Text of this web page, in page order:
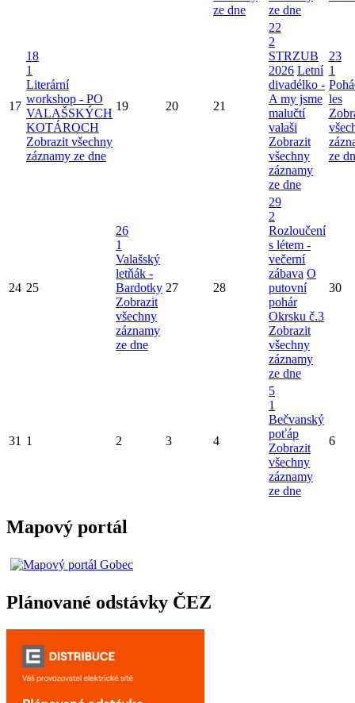
ze dne
ze dne
17
18
1
Literární
workshop - PO
VALAŠSKÝCH
KOTÁROCH
Zobrazit všechny
záznamy ze dne
19 20 21
22
2
STRZUB
2026 Letní
divadélko -
A my jsme
malučtí
valaši
Zobrazit
všechny
záznamy
ze dne
23
1
les
ze
24 25
26
1
Valašský
letňák -
Bardotky
Zobrazit
všechny
záznamy
ze dne
27 28
29
2
Rozloučení
s létem -
večerní
zábava O
putovní
pohár
Okrsku č.3
Zobrazit
všechny
záznamy
ze dne
30
31 1 2 3 4
5
1
Bečvanský
poťáp
Zobrazit
všechny
záznamy
ze dne
6
Mapový portál
Plánované odstávky ČEZ